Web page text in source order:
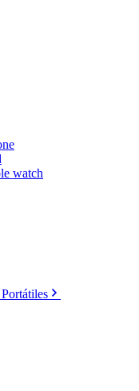
watch